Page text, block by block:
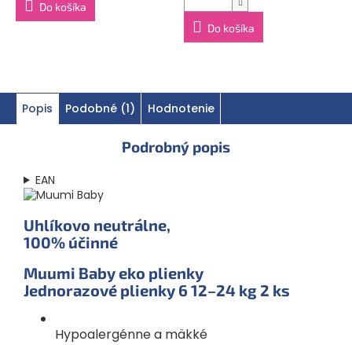
Do košíka
Do košíka
Popis Podobné (1) Hodnotenie
Podrobný popis
EAN
Uhlíkovo neutrálne,
100% účinné
Muumi Baby eko plienky
Jednorazové plienky 6 12–24 kg 2 ks
Hypoalergénne a mäkké